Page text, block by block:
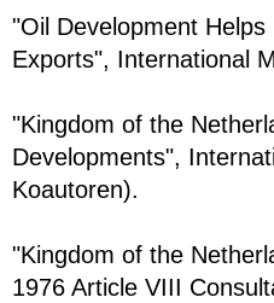
"Oil Development
Exports", International
"Kingdom of the
Developments",
Koautoren).
"Kingdom of the
1976 Article VIII